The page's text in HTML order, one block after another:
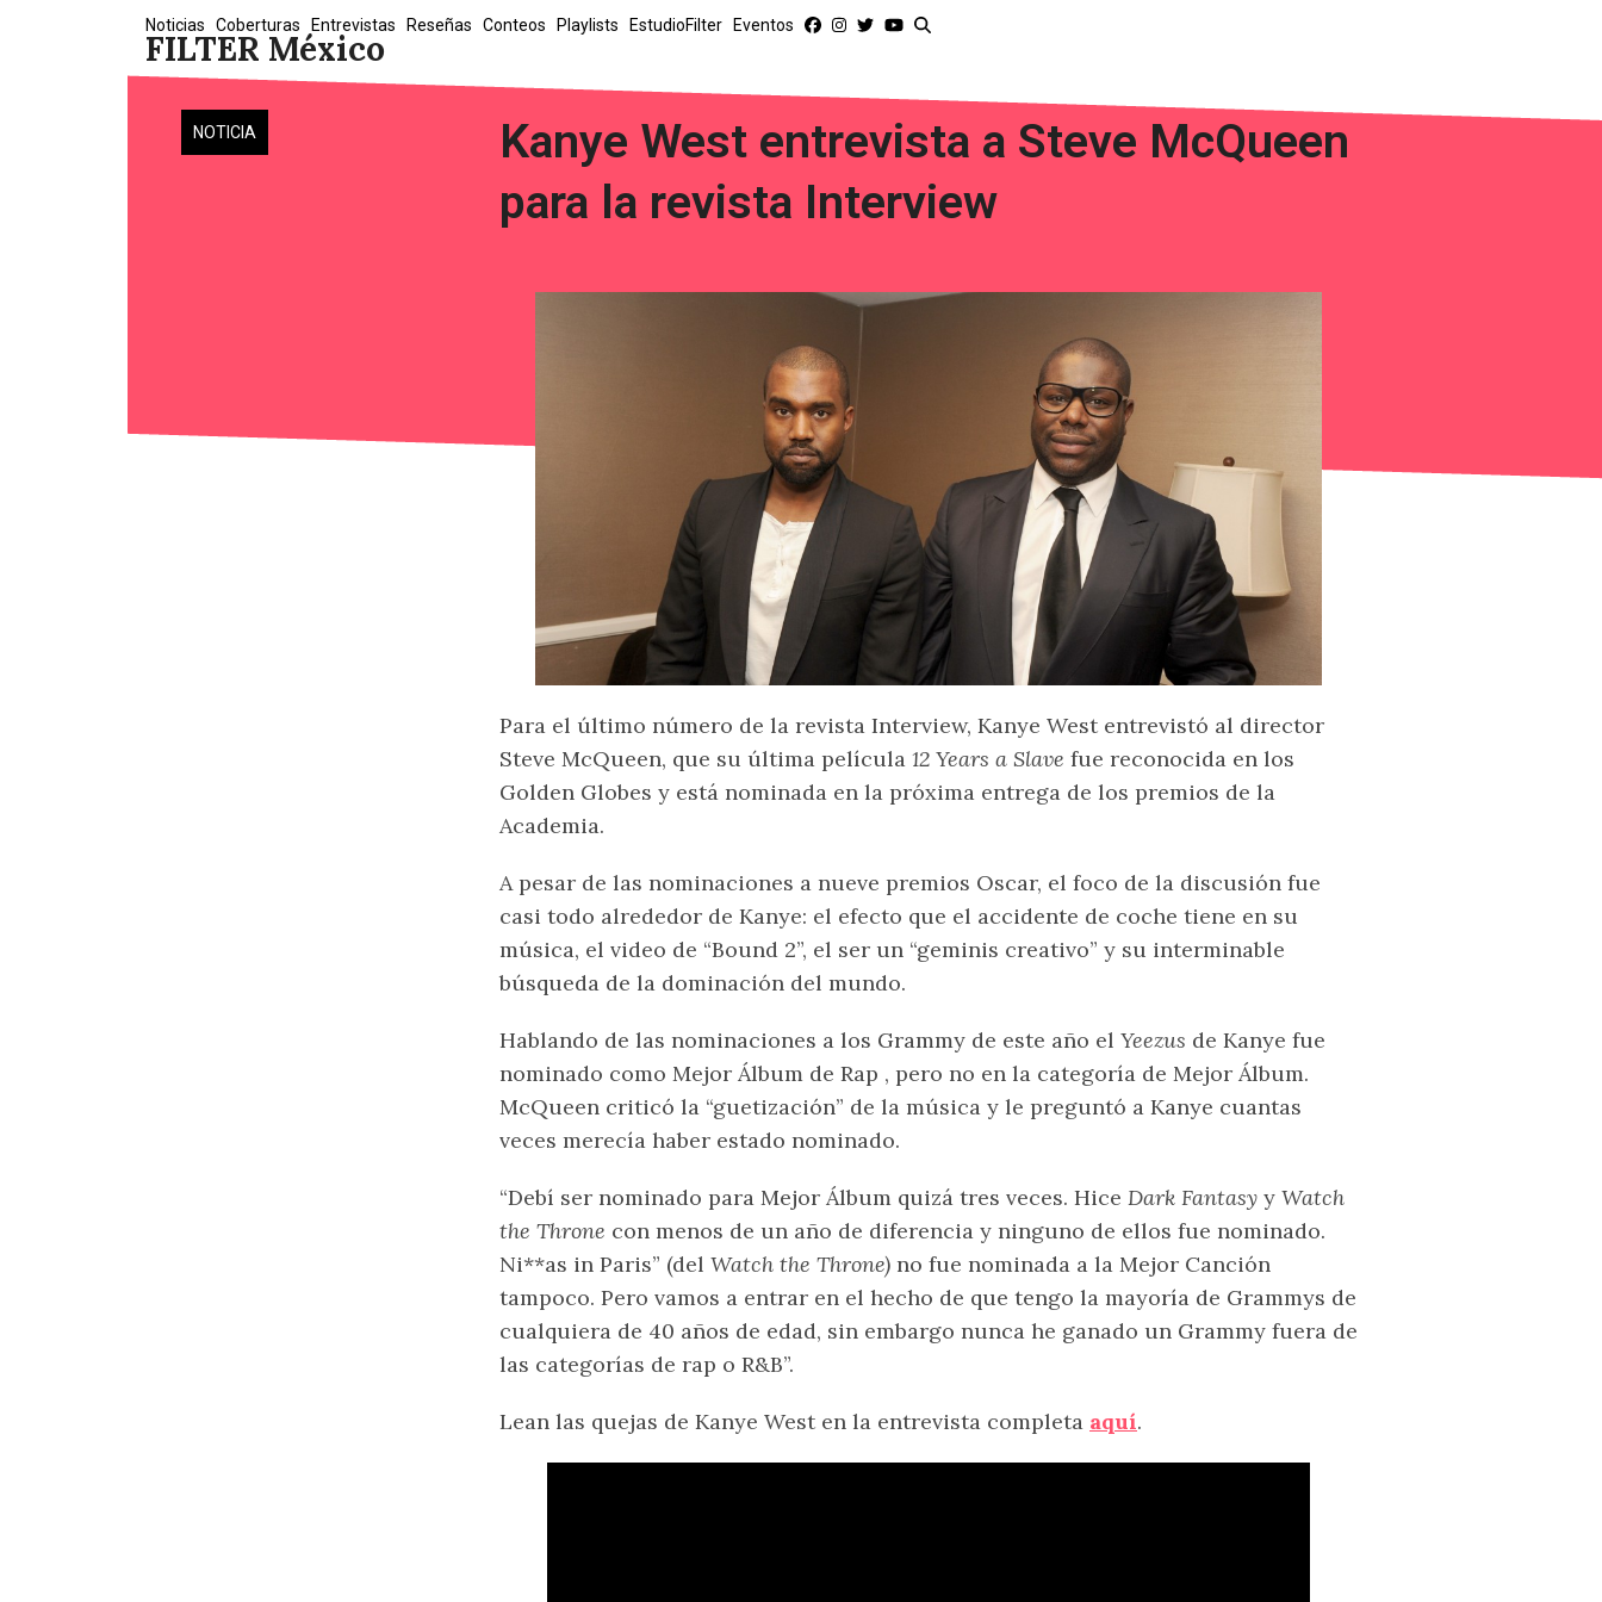
FILTER México
Noticias Coberturas Entrevistas Reseñas Conteos Playlists EstudioFilter Eventos
NOTICIA
Kanye West entrevista a Steve McQueen
para la revista Interview
Para el último número de la revista Interview, Kanye West entrevistó al director
Steve McQueen, que su última película 12 Years a Slave fue reconocida en los
Golden Globes y está nominada en la próxima entrega de los premios de la
Academia.
A pesar de las nominaciones a nueve premios Oscar, el foco de la discusión fue
casi todo alrededor de Kanye: el efecto que el accidente de coche tiene en su
música, el video de “Bound 2”, el ser un “geminis creativo” y su interminable
búsqueda de la dominación del mundo.
Hablando de las nominaciones a los Grammy de este año el Yeezus de Kanye fue
nominado como Mejor Álbum de Rap , pero no en la categoría de Mejor Álbum.
McQueen criticó la “guetización” de la música y le preguntó a Kanye cuantas
veces merecía haber estado nominado.
“Debí ser nominado para Mejor Álbum quizá tres veces. Hice Dark Fantasy y Watch
the Throne con menos de un año de diferencia y ninguno de ellos fue nominado.
Ni**as in Paris” (del Watch the Throne) no fue nominada a la Mejor Canción
tampoco. Pero vamos a entrar en el hecho de que tengo la mayoría de Grammys de
cualquiera de 40 años de edad, sin embargo nunca he ganado un Grammy fuera de
las categorías de rap o R&B”.
Lean las quejas de Kanye West en la entrevista completa aquí.